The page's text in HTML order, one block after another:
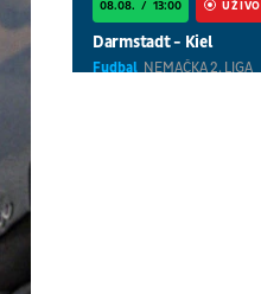
08.08. 13:00 UŽIVO
Darmstadt - Kiel
Fudbal NEMAČKA 2. LIGA